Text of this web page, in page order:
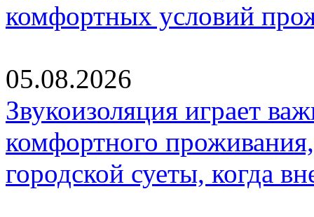
комфортных условий
05.08.2026
Звукоизоляция играет
комфортного
городской суеты, когда